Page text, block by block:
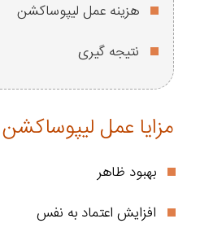
هزینه عمل لیپوساکشن
نتیجه گیری
مزایا عمل لیپوساکشن
بهبود ظاهر
افزایش اعتماد به نفس